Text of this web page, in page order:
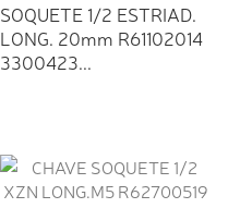
SOQUETE 1/2 ESTRIAD.
LONG. 20mm R61102014
3300423...